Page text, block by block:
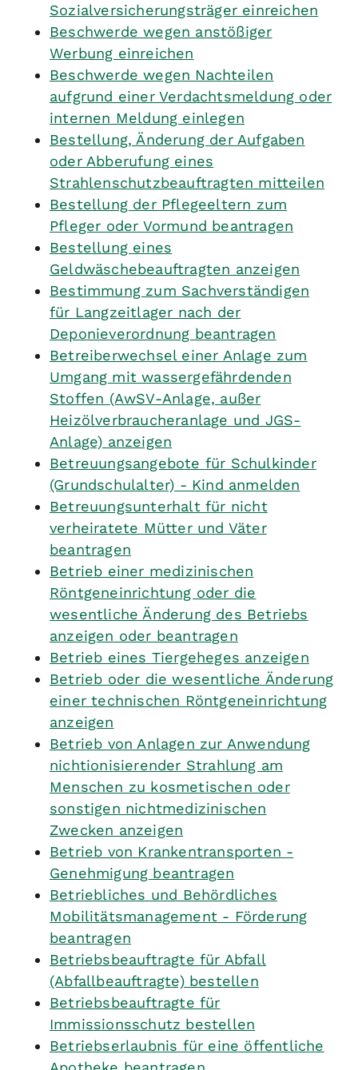
Sozialversicherungsträger einreichen
Beschwerde wegen anstößiger
Werbung einreichen
Beschwerde wegen Nachteilen
aufgrund einer Verdachtsmeldung oder
internen Meldung einlegen
Bestellung, Änderung der Aufgaben
oder Abberufung eines
Strahlenschutzbeauftragten mitteilen
Bestellung der Pflegeeltern zum
Pfleger oder Vormund beantragen
Bestellung eines
Geldwäschebeauftragten anzeigen
Bestimmung zum Sachverständigen
für Langzeitlager nach der
Deponieverordnung beantragen
Betreiberwechsel einer Anlage zum
Umgang mit wassergefährdenden
Stoffen (AwSV-Anlage, außer
Heizölverbraucheranlage und JGS-
Anlage) anzeigen
Betreuungsangebote für Schulkinder
(Grundschulalter) - Kind anmelden
Betreuungsunterhalt für nicht
verheiratete Mütter und Väter
beantragen
Betrieb einer medizinischen
Röntgeneinrichtung oder die
wesentliche Änderung des Betriebs
anzeigen oder beantragen
Betrieb eines Tiergeheges anzeigen
Betrieb oder die wesentliche Änderung
einer technischen Röntgeneinrichtung
anzeigen
Betrieb von Anlagen zur Anwendung
nichtionisierender Strahlung am
Menschen zu kosmetischen oder
sonstigen nichtmedizinischen
Zwecken anzeigen
Betrieb von Krankentransporten -
Genehmigung beantragen
Betriebliches und Behördliches
Mobilitätsmanagement - Förderung
beantragen
Betriebsbeauftragte für Abfall
(Abfallbeauftragte) bestellen
Betriebsbeauftragte für
Immissionsschutz bestellen
Betriebserlaubnis für eine öffentliche